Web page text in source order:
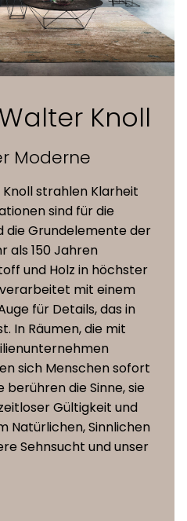
Knoll
Moderne
strahlen Klarheit
sind für die
die Grundelemente der
als 150 Jahren
und Holz in höchster
mit einem
für Details, das in
In Räumen, die mit
sich Menschen sofort
die Sinne, sie
Gültigkeit und
Natürlichen, Sinnlichen
Sehnsucht und unser